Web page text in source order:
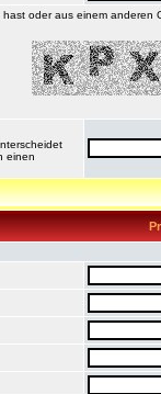
oder aus einem
einen